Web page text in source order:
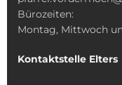
Bürozeiten:
Montag, Mittwoch
Kontaktstelle Elters